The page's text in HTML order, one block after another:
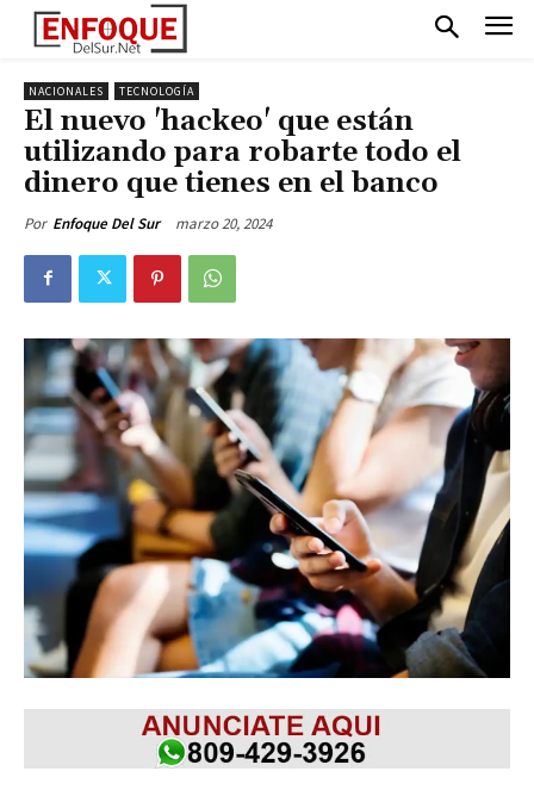
NACIONALES TECNOLOGÍA
El nuevo 'hackeo' que están
utilizando para robarte todo el
dinero que tienes en el banco
Por Enfoque Del Sur marzo 20, 2024